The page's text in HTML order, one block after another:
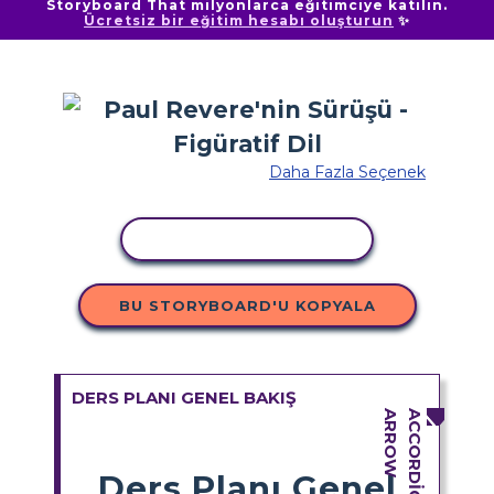
Storyboard That milyonlarca eğitimciye katılın.
Ücretsiz bir eğitim hesabı oluşturun ✨
Daha Fazla Seçenek
BU STORYBOARD'U KOPYALA
DERS PLANI GENEL BAKIŞ